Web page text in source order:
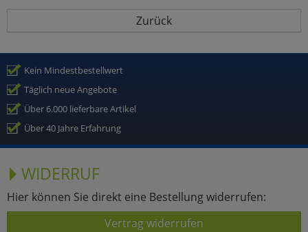
Zurück
Kein Mindestbestellwert
Täglich neue Angebote
Über 6.000 lieferbare Artikel
Über 40 Jahre Erfahrung
WIDERRUF
Hier können Sie direkt eine Bestellung widerrufen:
Vertrag widerrufen